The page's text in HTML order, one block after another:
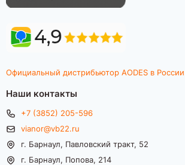
Официальный дистрибьютор AODES в России
Наши контакты
+7 (3852) 205-596
vianor@vb22.ru
г. Барнаул, Павловский тракт, 52
г. Барнаул, Попова, 214